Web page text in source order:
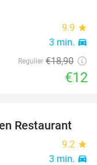
9.9 star
3 min. directions_car
Regulier €18,90
€12
59%
Restaurant
9.2 star
3 min. directions_car